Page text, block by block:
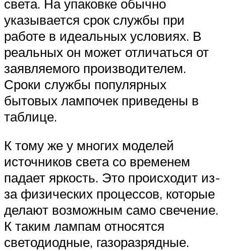
света. На упаковке обычно
указывается срок службы при
работе в идеальных условиях. В
реальных он может отличаться от
заявляемого производителем.
Сроки службы популярных
бытовых лампочек приведены в
таблице.
К тому же у многих моделей
источников света со временем
падает яркость. Это происходит из-
за физических процессов, которые
делают возможным само свечение.
К таким лампам относятся
светодиодные, газоразрядные.